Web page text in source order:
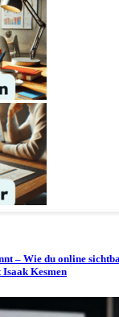
– Wie du online
Kesmen